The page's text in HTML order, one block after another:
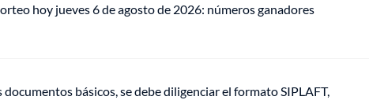
hoy jueves 6 de agosto de 2026: números ganadores
básicos, se debe diligenciar el formato SIPLAFT,